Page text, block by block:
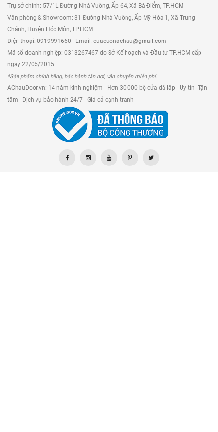
Trụ sở chính: 57/1L Đường Nhà Vuông, Ấp 64, Xã Bà Điểm, TP.HCM
Văn phòng & Showroom: 31 Đường Nhà Vuông, Ấp Mỹ Hòa 1, Xã Trung
Chánh, Huyện Hóc Môn, TP.HCM
Điện thoại: 0919991660 - Email: cuacuonachau@gmail.com
Mã số doanh nghiệp: 0313267467 do Sở Kế hoạch và Đầu tư TP.HCM cấp
ngày 22/05/2015
*Sản phẩm chính hãng, bảo hành tận nơi, vận chuyển miễn phí.
AChauDoor.vn: 14 năm kinh nghiệm - Hơn 30,000 bộ cửa đã lắp - Uy tín -Tận
tâm - Dịch vụ bảo hành 24/7 - Giá cả cạnh tranh